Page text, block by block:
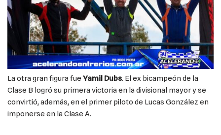
La otra gran figura fue Yamil Dubs. El ex bicampeón de la
Clase B logró su primera victoria en la divisional mayor y se
convirtió, además, en el primer piloto de Lucas González en
imponerse en la Clase A.